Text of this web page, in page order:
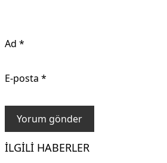
Ad *
E-posta *
İLGILI HABERLER